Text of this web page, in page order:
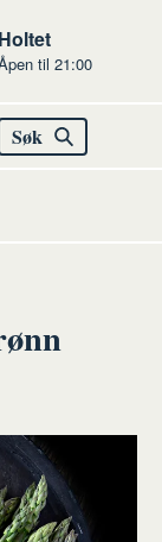
Jacobs
Holtet
til 21:00
Søk